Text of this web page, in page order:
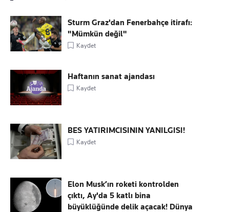
Sturm Graz'dan Fenerbahçe itirafı:
"Mümkün değil"
Kaydet
Haftanın sanat ajandası
Kaydet
BES YATIRIMCISININ YANILGISI!
Kaydet
Elon Musk’ın roketi kontrolden
çıktı, Ay'da 5 katlı bina
büyüklüğünde delik açacak! Dünya